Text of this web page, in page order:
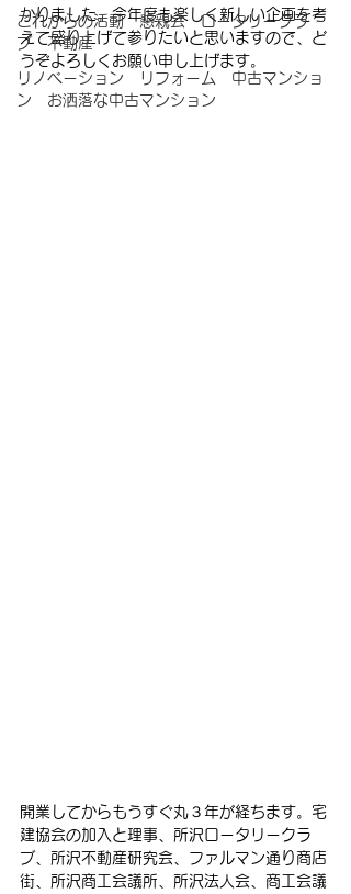
これからの活動 懇親会 ロータリークラ
ブ 不動産
リノベーション リフォーム 中古マンショ
ン お洒落な中古マンション
かりました。今年度も楽しく新しい企画を考
えて盛り上げて参りたいと思いますので、ど
うぞよろしくお願い申し上げます。
開業してからもうすぐ丸３年が経ちます。宅
建協会の加入と理事、所沢ロータリークラ
ブ、所沢不動産研究会、ファルマン通り商店
街、所沢商工会議所、所沢法人会、商工会議